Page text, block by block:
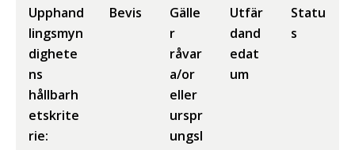
Upphand
lingsmyn
dighete
ns
hållbarh
etskrite
rie:
Bevis
Gälle
r
råvar
a/or
eller
urspr
ungsl
Utfär
dand
edat
um
Statu
s